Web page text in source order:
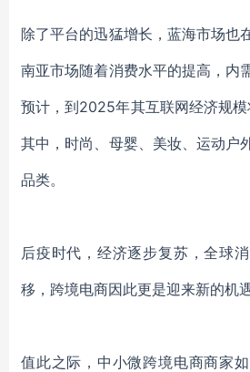
除了平台的迅猛增长，蓝海市场也
南亚市场随着消费水平的提高，内
预计，到2025年其互联网经济规模
其中，时尚、母婴、美妆、运动户
品类。
后疫时代，经济逐步复苏，全球
移，跨境电商因此更是迎来新的机遇
值此之际，中小微跨境电商商家